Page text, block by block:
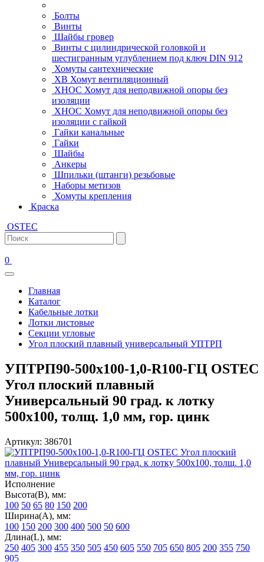
Болты
Винты
Шайбы гровер
Винты с цилиндрической головкой и
шестигранным углублением под ключ DIN 912
Хомуты сантехнические
ХВ Хомут вентиляционный
ХНОС Хомут для неподвижной опоры без
изоляции
ХНОС Хомут для неподвижной опоры без
изоляции с гайкой
Гайки канальные
Гайки
Шайбы
Анкеры
Шпильки (штанги) резьбовые
Наборы метизов
Хомуты крепления
Краска
OSTEC
0
Главная
Каталог
Кабельные лотки
Лотки листовые
Секции угловые
Угол плоский плавный универсальный УПТРП
УПТРП90-500х100-1,0-R100-ГЦ OSTEC
Угол плоский плавный
Универсальный 90 град. к лотку
500х100, толщ. 1,0 мм, гор. цинк
Артикул: 386701
Исполнение
Высота(В), мм:
100 50 65 80 150 200
Ширина(А), мм:
100 150 200 300 400 500 50 600
Длина(L), мм:
250 405 300 455 350 505 450 605 550 705 650 805 200 355 750
905